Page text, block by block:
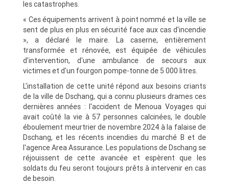
les catastrophes.
« Ces équipements arrivent à point nommé et la ville se
sent de plus en plus en sécurité face aux cas d'incendie
», a déclaré le maire. La caserne, entièrement
transformée et rénovée, est équipée de véhicules
d'intervention, d'une ambulance de secours aux
victimes et d'un fourgon pompe-tonne de 5 000 litres.
L'installation de cette unité répond aux besoins criants
de la ville de Dschang, qui a connu plusieurs drames ces
dernières années : l'accident de Menoua Voyages qui
avait coûté la vie à 57 personnes calcinées, le double
éboulement meurtrier de novembre 2024 à la falaise de
Dschang, et les récents incendies du marché B et de
l'agence Area Assurance. Les populations de Dschang se
réjouissent de cette avancée et espèrent que les
soldats du feu seront toujours prêts à intervenir en cas
de besoin.